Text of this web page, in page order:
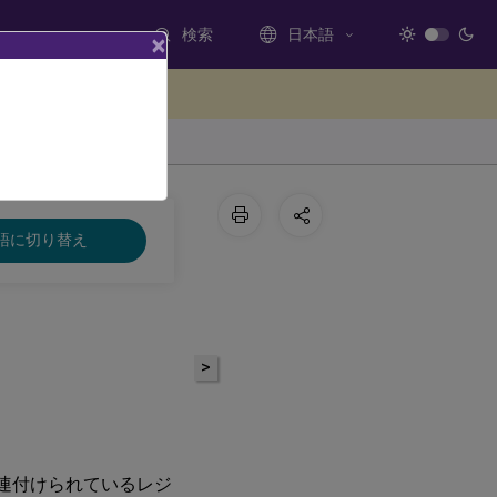
検索 日本語
に切り替え
付けられているレジ
>
×